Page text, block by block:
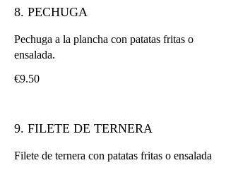
8. PECHUGA
Pechuga a la plancha con patatas fritas o
ensalada.
€9.50
9. FILETE DE TERNERA
Filete de ternera con patatas fritas o ensalada